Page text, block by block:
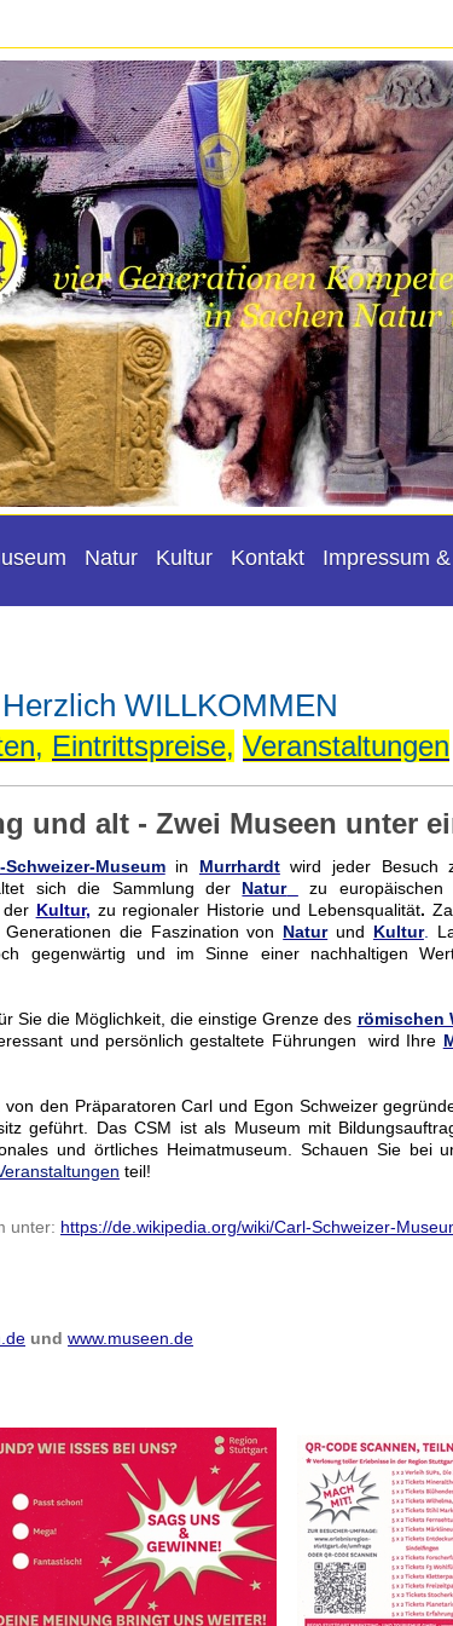
Natur Kultur Kontakt Impressum
Herzlich WILLKOMMEN
, Eintrittspreise, Veranstaltungen
alt - Zwei Museen unter
Schweizer-Museumin Murrhardtwird jeder Besuch
sich die Sammlung der Natur
zu europäischen
Kultur, zu regionaler Historie und Lebensqualität.
die Faszination von Naturund Kultur.
gegenwärtig und im Sinne einer nachhaltigen
Sie die Möglichkeit, die einstige Grenze des römischen
und persönlich gestaltete Führungen wird Ihre
den Präparatoren Carl und Egon Schweizer
geführt. Das CSM ist als Museum mit
und örtliches Heimatmuseum. Schauen Sie bei
teil!
unter: https://de.wikipedia.org/wiki/Carl-Schweizer-
und www.museen.de